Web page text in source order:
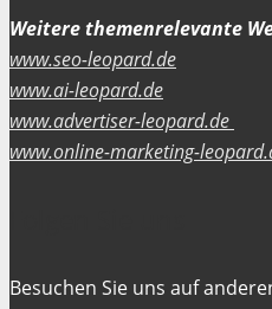
Weitere themenrelevante
www.seo-leopard.de
www.ai-leopard.de
www.advertiser-leopard.de
www.online-marketing-
Besuchen Sie uns auf